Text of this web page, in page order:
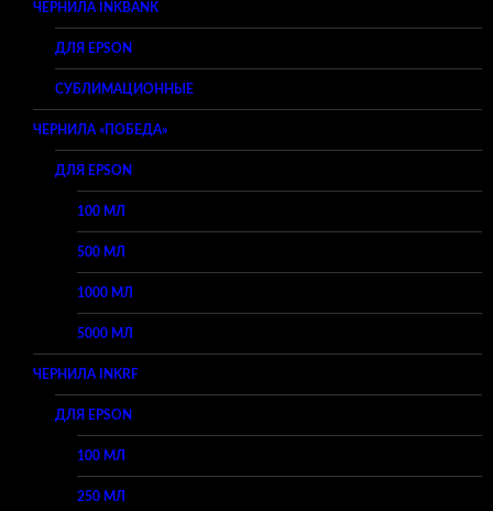
ЧЕРНИЛА INKBANK
ДЛЯ EPSON
СУБЛИМАЦИОННЫЕ
ЧЕРНИЛА «ПОБЕДА»
ДЛЯ EPSON
100 МЛ
500 МЛ
1000 МЛ
5000 МЛ
ЧЕРНИЛА INKRF
ДЛЯ EPSON
100 МЛ
250 МЛ